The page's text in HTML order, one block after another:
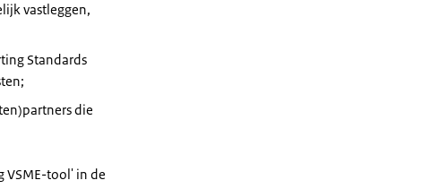
vastleggen,
Standards
die
VSME-tool' in de